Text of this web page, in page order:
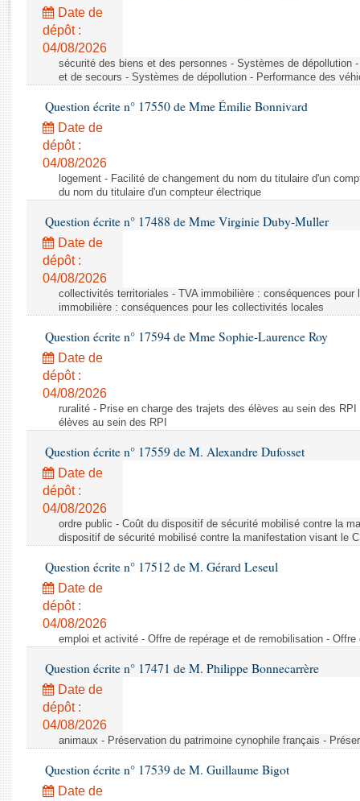
Rapports législatifs
Rapports sur l'application des lois
Baromètre de l’application des lois
Dossiers législatifs
Budget et sécurité sociale
Questions écrites et orales
Comptes rendus des débats
Date de
dépôt :
04/08/2026
sécurité des biens et des personnes - Systèmes de dépollution
et de secours - Systèmes de dépollution - Performance des
Question écrite n° 17550 de Mme Émilie Bonnivard
Date de
dépôt :
04/08/2026
logement - Facilité de changement du nom du titulaire d'un
du nom du titulaire d'un compteur électrique
Question écrite n° 17488 de Mme Virginie Duby-Muller
Date de
dépôt :
04/08/2026
collectivités territoriales - TVA immobilière : conséquences
immobilière : conséquences pour les collectivités locales
Question écrite n° 17594 de Mme Sophie-Laurence Roy
Date de
dépôt :
04/08/2026
ruralité - Prise en charge des trajets des élèves au sein des
élèves au sein des RPI
Question écrite n° 17559 de M. Alexandre Dufosset
Date de
dépôt :
04/08/2026
ordre public - Coût du dispositif de sécurité mobilisé contre la
dispositif de sécurité mobilisé contre la manifestation visant le
Question écrite n° 17512 de M. Gérard Leseul
Date de
dépôt :
04/08/2026
emploi et activité - Offre de repérage et de remobilisation -
Question écrite n° 17471 de M. Philippe Bonnecarrère
Date de
dépôt :
04/08/2026
animaux - Préservation du patrimoine cynophile français -
Question écrite n° 17539 de M. Guillaume Bigot
Date de